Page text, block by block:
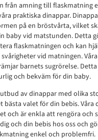
från amning till flaskmatning
praktiska dinappar.
på en bröstvårta, vilket
baby vid matstunden. Detta
flaskmatningen och kan
vid matningen.
barnets sugrörelse.
och bekväm för din baby.
av dinappar med olika
bästa valet för din bebis.
och är enkla att rengöra och
och din bebis hos oss och
enkel och problemfri.